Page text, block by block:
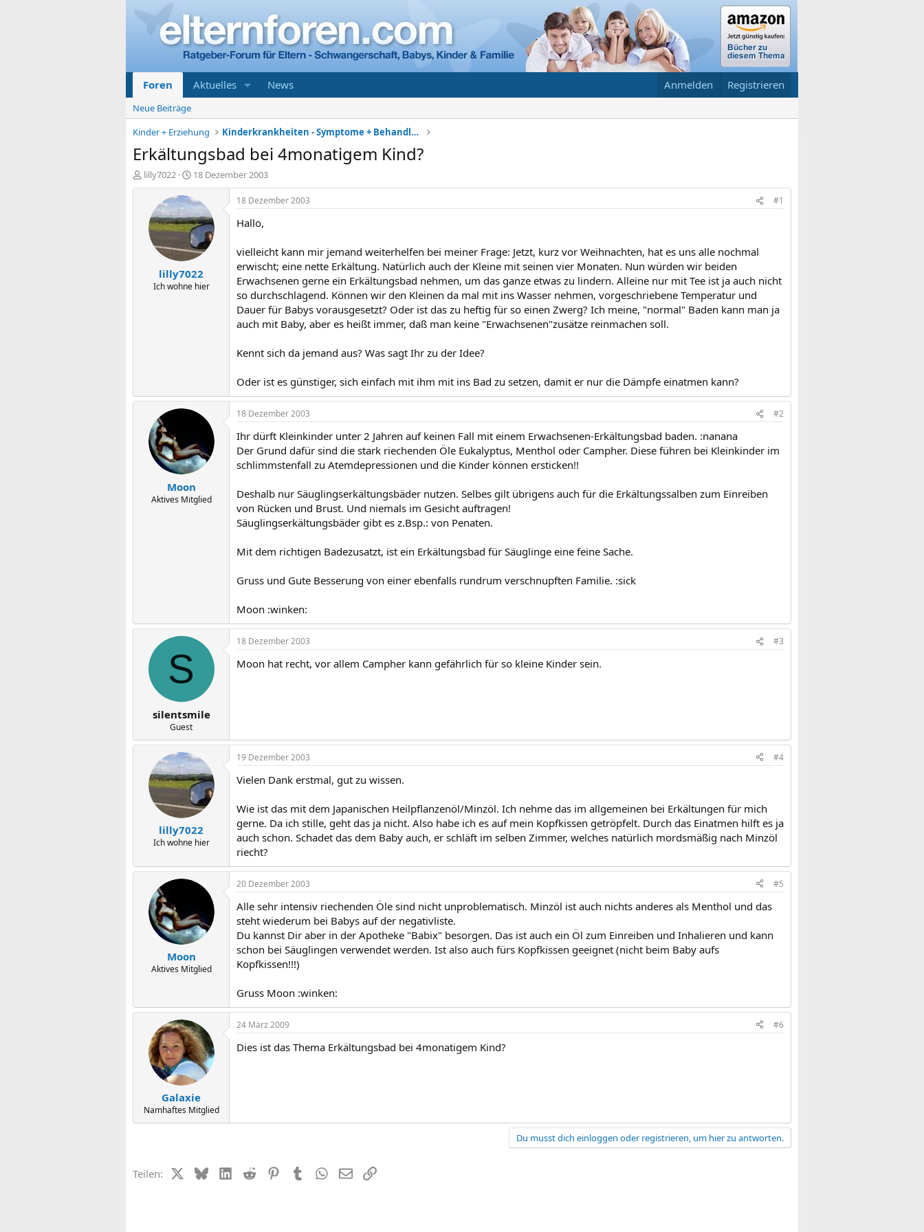
Foren Aktuelles News Anmelden Registrieren
Neue Beiträge
Kinder + Erziehung
Kinderkrankheiten - Symptome + Behandlung
Erkältungsbad bei 4monatigem Kind?
E
r
lilly7022
E
r
s
t
e
l
l
t
a
m
18 Dezember 2003
lilly7022
Ich wohne hier
18 Dezember 2003 #1
Hallo,
vielleicht kann mir jemand weiterhelfen bei meiner Frage: Jetzt, kurz vor Weihnachten, hat es uns alle nochmal
erwischt; eine nette Erkältung. Natürlich auch der Kleine mit seinen vier Monaten. Nun würden wir beiden
Erwachsenen gerne ein Erkältungsbad nehmen, um das ganze etwas zu lindern. Alleine nur mit Tee ist ja auch nicht
so durchschlagend. Können wir den Kleinen da mal mit ins Wasser nehmen, vorgeschriebene Temperatur und
Dauer für Babys vorausgesetzt? Oder ist das zu heftig für so einen Zwerg? Ich meine, "normal" Baden kann man ja
auch mit Baby, aber es heißt immer, daß man keine "Erwachsenen"zusätze reinmachen soll.
Kennt sich da jemand aus? Was sagt Ihr zu der Idee?
Oder ist es günstiger, sich einfach mit ihm mit ins Bad zu setzen, damit er nur die Dämpfe einatmen kann?
Moon
Aktives Mitglied
18 Dezember 2003 #2
Ihr dürft Kleinkinder unter 2 Jahren auf keinen Fall mit einem Erwachsenen-Erkältungsbad baden. :nanana
Der Grund dafür sind die stark riechenden Öle Eukalyptus, Menthol oder Campher. Diese führen bei Kleinkinder im
schlimmstenfall zu Atemdepressionen und die Kinder können ersticken!!
Deshalb nur Säuglingserkältungsbäder nutzen. Selbes gilt übrigens auch für die Erkältungssalben zum Einreiben
von Rücken und Brust. Und niemals im Gesicht auftragen!
Säuglingserkältungsbäder gibt es z.Bsp.: von Penaten.
Mit dem richtigen Badezusatzt, ist ein Erkältungsbad für Säuglinge eine feine Sache.
Gruss und Gute Besserung von einer ebenfalls rundrum verschnupften Familie. :sick
Moon :winken:
S
silentsmile
Guest
18 Dezember 2003 #3
Moon hat recht, vor allem Campher kann gefährlich für so kleine Kinder sein.
lilly7022
Ich wohne hier
19 Dezember 2003 #4
Vielen Dank erstmal, gut zu wissen.
Wie ist das mit dem Japanischen Heilpflanzenöl/Minzöl. Ich nehme das im allgemeinen bei Erkältungen für mich
gerne. Da ich stille, geht das ja nicht. Also habe ich es auf mein Kopfkissen getröpfelt. Durch das Einatmen hilft es ja
auch schon. Schadet das dem Baby auch, er schläft im selben Zimmer, welches natürlich mordsmäßig nach Minzöl
riecht?
Moon
Aktives Mitglied
20 Dezember 2003 #5
Alle sehr intensiv riechenden Öle sind nicht unproblematisch. Minzöl ist auch nichts anderes als Menthol und das
steht wiederum bei Babys auf der negativliste.
Du kannst Dir aber in der Apotheke "Babix" besorgen. Das ist auch ein Öl zum Einreiben und Inhalieren und kann
schon bei Säuglingen verwendet werden. Ist also auch fürs Kopfkissen geeignet (nicht beim Baby aufs
Kopfkissen!!!)
Gruss Moon :winken:
Galaxie
Namhaftes Mitglied
24 März 2009 #6
Dies ist das Thema Erkältungsbad bei 4monatigem Kind?
Du musst dich einloggen oder registrieren, um hier zu antworten.
Teilen: X (Twitter)
BlueskyLinkedIn
Reddit PinterestTumblrWhatsApp
E-MailLink